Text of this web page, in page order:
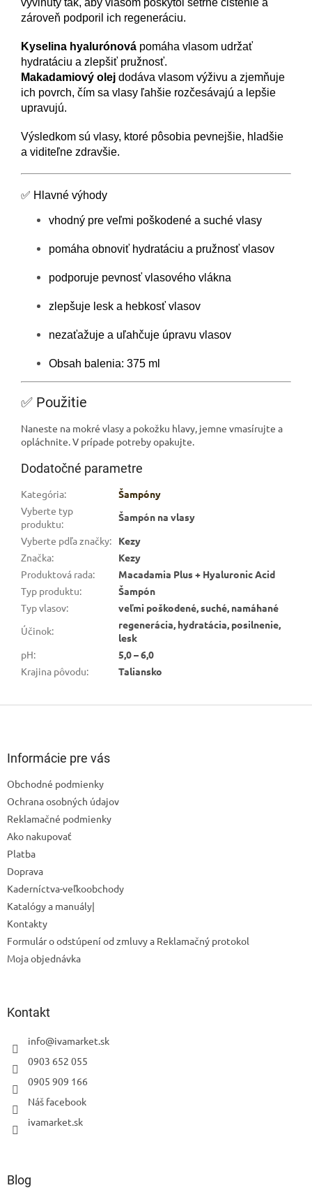
vyvinutý tak, aby vlasom poskytol šetrné čistenie a
zároveň podporil ich regeneráciu.
Kyselina hyalurónová pomáha vlasom udržať
hydratáciu a zlepšiť pružnosť.
Makadamiový olej dodáva vlasom výživu a zjemňuje
ich povrch, čím sa vlasy ľahšie rozčesávajú a lepšie
upravujú.
Výsledkom sú vlasy, ktoré pôsobia pevnejšie, hladšie
a viditeľne zdravšie.
✅ Hlavné výhody
vhodný pre veľmi poškodené a suché vlasy
pomáha obnoviť hydratáciu a pružnosť vlasov
podporuje pevnosť vlasového vlákna
zlepšuje lesk a hebkosť vlasov
nezaťažuje a uľahčuje úpravu vlasov
Obsah balenia: 375 ml
✅ Použitie
Naneste na mokré vlasy a pokožku hlavy, jemne vmasírujte a
opláchnite. V prípade potreby opakujte.
Dodatočné parametre
Kategória:
Šampóny
Vyberte typ
produktu:
Šampón na vlasy
Vyberte pdľa značky:
Kezy
Značka:
Kezy
Produktová rada:
Macadamia Plus + Hyaluronic Acid
Typ produktu:
Šampón
Typ vlasov:
veľmi poškodené, suché, namáhané
Účinok:
regenerácia, hydratácia, posilnenie,
lesk
pH:
5,0 – 6,0
Krajina pôvodu: Taliansko
Informácie pre vás
Obchodné podmienky
Ochrana osobných údajov
Reklamačné podmienky
Ako nakupovať
Platba
Doprava
Kaderníctva-veľkoobchody
Katalógy a manuály|
Kontakty
Formulár o odstúpení od zmluvy a Reklamačný protokol
Moja objednávka
Kontakt
info@ivamarket.sk
0903 652 055
0905 909 166
Náš facebook
ivamarket.sk
Blog